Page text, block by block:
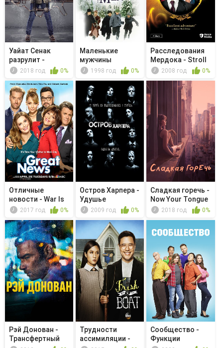
Уайат Сенак
разрулит -
Automation Pro...
2018 год 0%
Маленькие
мужчины
1998 год 0%
Расследования
Мердока - Stroll
on the...
2008 год 0%
Отличные
новости - War Is
Hell2017 год 0%
Остров Харпера -
Удушье
2009 год 0%
Сладкая горечь -
Now Your Tongue
Is C...2018 год 0%
Рэй Донован -
Трансфертный
Трудности
ассимиляции -
Сообщество -
Функции